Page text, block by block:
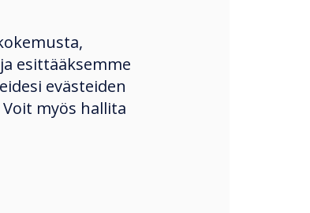
esittääksemme
evästeiden
Voit myös hallita